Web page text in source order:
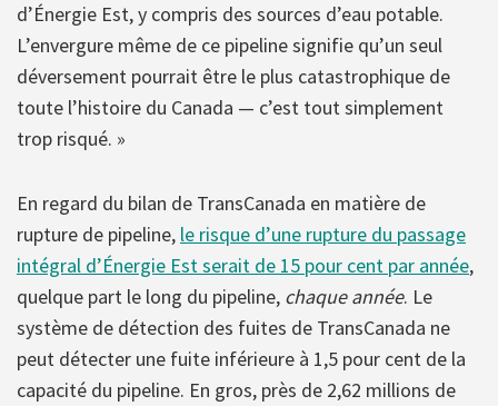
d’Énergie Est, y compris des sources d’eau potable.
L’envergure même de ce pipeline signifie qu’un seul
déversement pourrait être le plus catastrophique de
toute l’histoire du Canada — c’est tout simplement
trop risqué. »
En regard du bilan de TransCanada en matière de
rupture de pipeline, le risque d’une rupture du passage
intégral d’Énergie Est serait de 15 pour cent par année,
quelque part le long du pipeline, chaque année. Le
système de détection des fuites de TransCanada ne
peut détecter une fuite inférieure à 1,5 pour cent de la
capacité du pipeline. En gros, près de 2,62 millions de